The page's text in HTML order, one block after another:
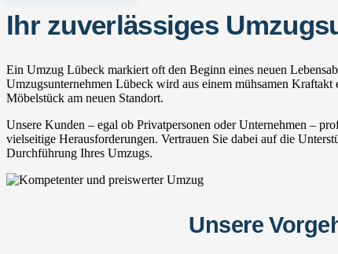
Ihr zuverlässiges
Ein Umzug Lübeck markiert oft den Beginn eines neuen
Umzugsunternehmen Lübeck wird aus einem mühsamen Kraftakt
Möbelstück am neuen Standort.
Unsere Kunden – egal ob Privatpersonen oder Unternehmen –
vielseitige Herausforderungen. Vertrauen Sie dabei auf die
Durchführung Ihres Umzugs.
Unsere